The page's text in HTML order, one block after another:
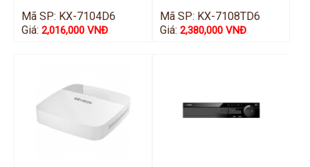
Mã SP: KX-7104D6
Giá:2,016,000 VNĐ
Mã SP: KX-7108TD6
Giá: 2,380,000 VNĐ